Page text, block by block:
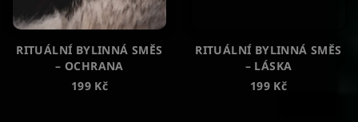
RITUÁLNÍ BYLINNÁ SMĚS
– OCHRANA
199 Kč
RITUÁLNÍ BYLINNÁ SMĚS
– LÁSKA
199 Kč